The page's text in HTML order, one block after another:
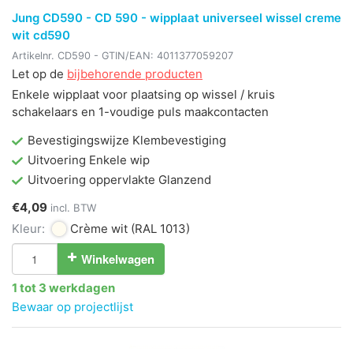
Jung CD590 - CD 590 - wipplaat universeel wissel creme
wit cd590
Artikelnr. CD590 - GTIN/EAN: 4011377059207
Let op de bijbehorende producten
Enkele wipplaat voor plaatsing op wissel / kruis
schakelaars en 1-voudige puls maakcontacten
Bevestigingswijze Klembevestiging
Uitvoering Enkele wip
Uitvoering oppervlakte Glanzend
€4,09 incl. BTW
Kleur: Crème wit (RAL 1013)
Winkelwagen
1 tot 3 werkdagen
Bewaar op projectlijst